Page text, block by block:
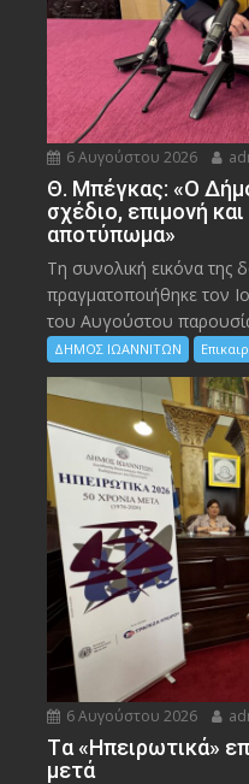
6 Αυγούστου 2026
Θ. Μπέγκας: «Ο
σχέδιο, επιμονή
αποτύπωμα»
Τη συνολική εικόνα της
πραγματοποιήθηκε τον
του Αυγούστου
ΔΗΜΟΣ ΙΩΑΝΝΙΤΩΝ
6 Αυγούστου 2026
Tα «Ηπειρωτικά»
μετά